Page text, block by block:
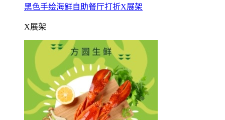
黑色手绘海鲜自助餐厅打折X展架
X展架